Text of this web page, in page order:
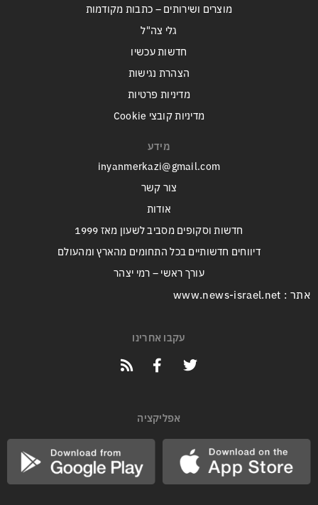
מוצרים ושירותים – כתבות מקודמות
גלי צה"ל
חדשות עכשיו
הצהרת נגישות
מדיניות פרטיות
מדיניות קובצי Cookie
מידע
inyanmerkazi@gmail.com
צור קשר
אודות
חדשות וסקופים מסביב לשעון מאז 1999
דיווחים חדשותיים בכל התחומים מהארץ ומהעולם
עורך ראשי – רמי יצהר
אתר : www.news-israel.net
עקבו אחרינו
אפליקציה